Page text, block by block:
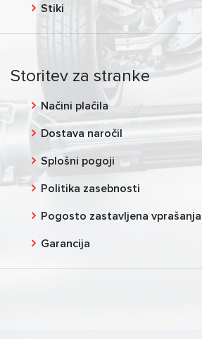
Stiki
Storitev za stranke
Načini plačila
Dostava naročil
Splošni pogoji
Politika zasebnosti
Pogosto zastavljena vprašanja
Garancija